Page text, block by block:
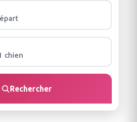
chien
Rechercher